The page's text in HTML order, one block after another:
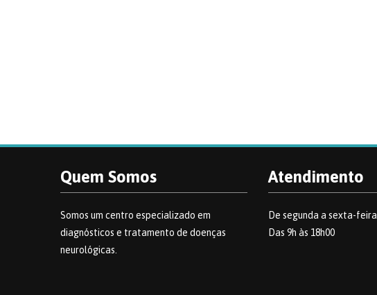
Quem Somos
Somos um centro especializado em
diagnósticos e tratamento de doenças
neurológicas.
Atendimento
De segunda a sexta-feira
Das 9h às 18h00